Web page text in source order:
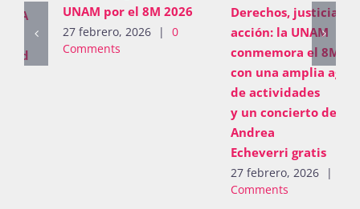
UNAM por el 8M 2026
27 febrero, 2026 | 0
Comments
Derechos, justicia y
acción: la UNAM
conmemora el 8M 2026
con una amplia agenda
de actividades
y un concierto de
Andrea
Echeverri gratis
27 febrero, 2026 |
0
Comments